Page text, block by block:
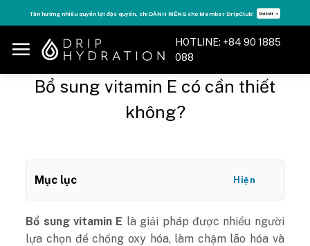
to
content
Tận hưởng nhiều quyền lợi độc quyền, chỉ DÀNH RIÊNG cho Member DripClub! Chi tiết ➝
HOTLINE: +84 90 1885
088
Bổ sung vitamin E có cần thiết
không?
Mục lục Hiện
Bổ sung vitamin E là giải pháp được nhiều người
lựa chọn để chống oxy hóa, làm chậm lão hóa và